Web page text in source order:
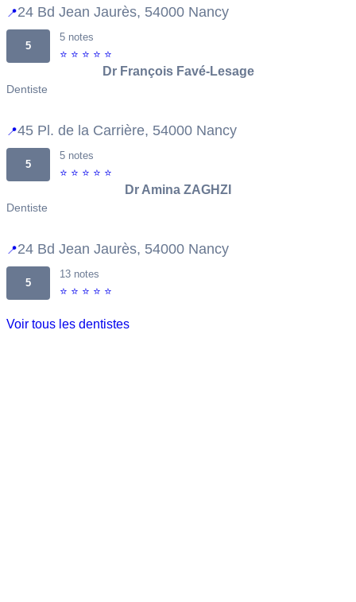
📍24 Bd Jean Jaurès, 54000 Nancy
5
5 notes
⭐ ⭐ ⭐ ⭐ ⭐
Dr François Favé-Lesage
Dentiste
📍45 Pl. de la Carrière, 54000 Nancy
5
5 notes
⭐ ⭐ ⭐ ⭐ ⭐
Dr Amina ZAGHZI
Dentiste
📍24 Bd Jean Jaurès, 54000 Nancy
5
13 notes
⭐ ⭐ ⭐ ⭐ ⭐
Voir tous les dentistes